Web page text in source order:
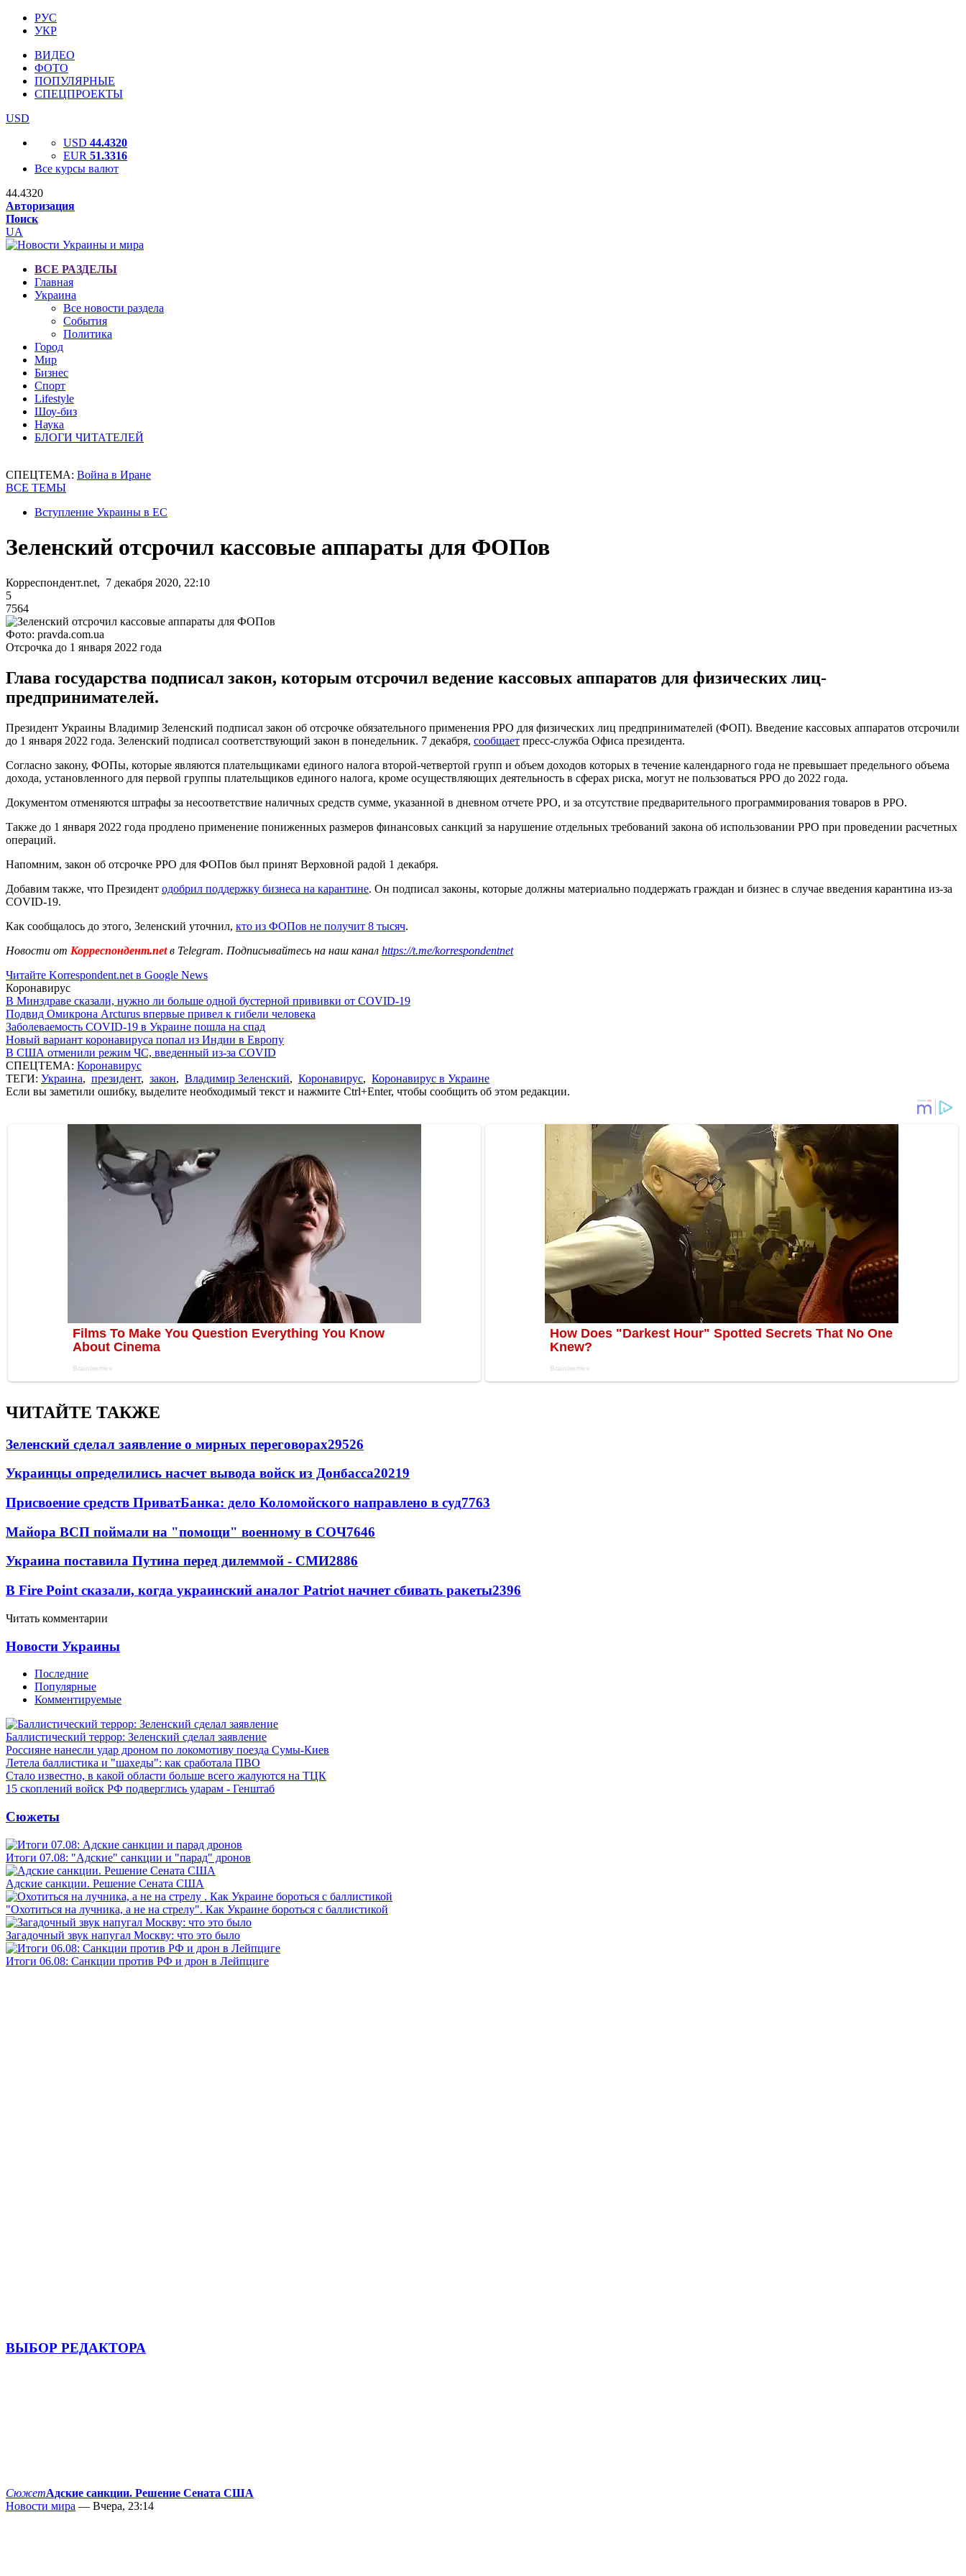
РУС
УКР
ВИДЕО
ФОТО
ПОПУЛЯРНЫЕ
СПЕЦПРОЕКТЫ
USD
USD 44.4320
EUR 51.3316
Все курсы валют
44.4320
Авторизация
Поиск
UA
ВСЕ РАЗДЕЛЫ
Главная
Украина
Все новости раздела
События
Политика
Город
Мир
Бизнес
Спорт
Lifestyle
Шоу-биз
Наука
БЛОГИ ЧИТАТЕЛЕЙ
СПЕЦТЕМА: Война в Иране
ВСЕ ТЕМЫ
Вступление Украины в ЕС
Зеленский отсрочил кассовые аппараты для ФОПов
Корреспондент.net, 7 декабря 2020, 22:10
5
7564
Фото: pravda.com.ua
Отсрочка до 1 января 2022 года
Глава государства подписал закон, которым отсрочил ведение кассовых аппаратов для физических лиц-
предпринимателей.
Президент Украины Владимир Зеленский подписал закон об отсрочке обязательного применения РРО для физических лиц предпринимателей (ФОП). Введение кассовых аппаратов отсрочили
до 1 января 2022 года. Зеленский подписал соответствующий закон в понедельник. 7 декабря, сообщает пресс-служба Офиса президента.
Согласно закону, ФОПы, которые являются плательщиками единого налога второй-четвертой групп и объем доходов которых в течение календарного года не превышает предельного объема
дохода, установленного для первой группы плательщиков единого налога, кроме осуществляющих деятельность в сферах риска, могут не пользоваться РРО до 2022 года.
Документом отменяются штрафы за несоответствие наличных средств сумме, указанной в дневном отчете РРО, и за отсутствие предварительного программирования товаров в РРО.
Также до 1 января 2022 года продлено применение пониженных размеров финансовых санкций за нарушение отдельных требований закона об использовании РРО при проведении расчетных
операций.
Напомним, закон об отсрочке РРО для ФОПов был принят Верховной радой 1 декабря.
Добавим также, что Президент одобрил поддержку бизнеса на карантине. Он подписал законы, которые должны материально поддержать граждан и бизнес в случае введения карантина из-за
COVID-19.
Как сообщалось до этого, Зеленский уточнил, кто из ФОПов не получит 8 тысяч.
Новости от Корреспондент.netв Telegram. Подписывайтесь на наш канал https://t.me/korrespondentnet
Читайте Korrespondent.net в Google News
Коронавирус
В Минздраве сказали, нужно ли больше одной бустерной прививки от COVID-19
Подвид Омикрона Arcturus впервые привел к гибели человека
Заболеваемость COVID-19 в Украине пошла на спад
Новый вариант коронавируса попал из Индии в Европу
В США отменили режим ЧС, введенный из-за COVID
СПЕЦТЕМА: Коронавирус
ТЕГИ: Украина, президент, закон, Владимир Зеленский, Коронавирус, Коронавирус в Украине
Если вы заметили ошибку, выделите необходимый текст и нажмите Ctrl+Enter, чтобы сообщить об этом редакции.
ЧИТАЙТЕ ТАКЖЕ
Зеленский сделал заявление о мирных переговорах29526
Украинцы определились насчет вывода войск из Донбасса20219
Присвоение средств ПриватБанка: дело Коломойского направлено в суд7763
Майора ВСП поймали на "помощи" военному в СОЧ7646
Украина поставила Путина перед дилеммой - СМИ2886
В Fire Point сказали, когда украинский аналог Patriot начнет сбивать ракеты2396
Читать комментарии
Новости Украины
Последние
Популярные
Комментируемые
Баллистический террор: Зеленский сделал заявление
Россияне нанесли удар дроном по локомотиву поезда Сумы-Киев
Летела баллистика и "шахеды": как сработала ПВО
Стало известно, в какой области больше всего жалуются на ТЦК
15 скоплений войск РФ подверглись ударам - Генштаб
Сюжеты
Итоги 07.08: "Адские" санкции и "парад" дронов
Адские санкции. Решение Сената США
"Охотиться на лучника, а не на стрелу". Как Украине бороться с баллистикой
Загадочный звук напугал Москву: что это было
Итоги 06.08: Санкции против РФ и дрон в Лейпциге
ВЫБОР РЕДАКТОРА
СюжетАдские санкции. Решение Сената США
Новости мира — Вчера, 23:14